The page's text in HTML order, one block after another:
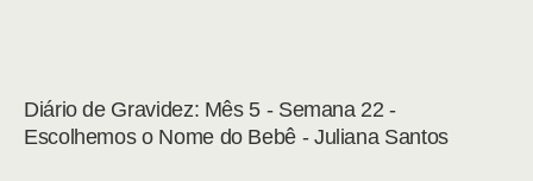
Diário de Gravidez: Mês 5 - Semana 22 -
Escolhemos o Nome do Bebê - Juliana Santos